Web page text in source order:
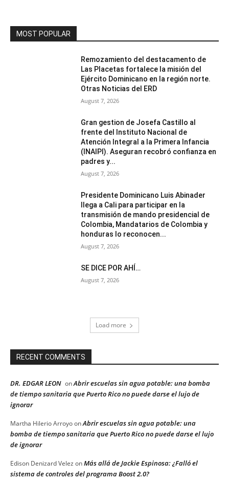
MOST POPULAR
Remozamiento del destacamento de
Las Placetas fortalece la misión del
Ejército Dominicano en la región norte.
Otras Noticias del ERD
August 7, 2026
Gran gestion de Josefa Castillo al
frente del Instituto Nacional de
Atención Integral a la Primera Infancia
(INAIPI). Aseguran recobró confianza en
padres y...
August 7, 2026
Presidente Dominicano Luis Abinader
llega a Cali para participar en la
transmisión de mando presidencial de
Colombia, Mandatarios de Colombia y
honduras lo reconocen...
August 7, 2026
SE DICE POR AHÍ…
August 7, 2026
Load more
RECENT COMMENTS
DR. EDGAR LEON onAbrir escuelas sin agua potable: una bomba
de tiempo sanitaria que Puerto Rico no puede darse el lujo de
ignorar
Martha Hilerio ArroyoonAbrir escuelas sin agua potable: una
bomba de tiempo sanitaria que Puerto Rico no puede darse el lujo
de ignorar
Edison Denizard Velez onMás allá de Jackie Espinosa: ¿Falló el
sistema de controles del programa Boost 2.0?